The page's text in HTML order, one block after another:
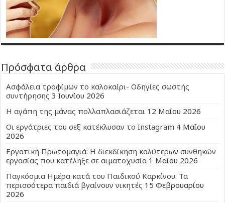
Πρόσφατα άρθρα
Ασφάλεια τροφίμων το καλοκαίρι- Οδηγίες σωστής
συντήρησης 3 Ιουνίου 2026
Η αγάπη της μάνας πολλαπλασιάζεται 12 Μαΐου 2026
Οι εργάτριες του σεξ κατέκλυσαν το Instagram 4 Μαΐου
2026
Εργατική Πρωτομαγιά: Η διεκδίκηση καλύτερων συνθηκών
εργασίας που κατέληξε σε αιματοχυσία 1 Μαΐου 2026
Παγκόσμια Ημέρα κατά του Παιδικού Καρκίνου: Τα
περισσότερα παιδιά βγαίνουν νικητές 15 Φεβρουαρίου
2026